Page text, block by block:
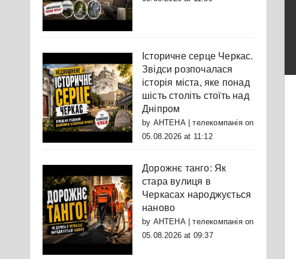
Історичне серце Черкас.
Звідси розпочалася
історія міста, яке понад
шість століть стоїть над
Дніпром
by АНТЕНА | телекомпаніяon
05.08.2026 at 11:12
Дорожнє танго: Як
стара вулиця в
Черкасах народжується
наново
by АНТЕНА | телекомпаніяon
05.08.2026 at 09:37